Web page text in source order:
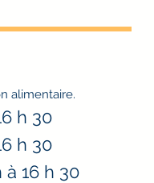
alimentaire.
h 30
h 30
16 h 30